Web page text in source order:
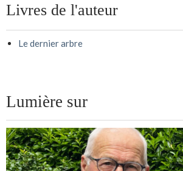
Livres de l'auteur
Le dernier arbre
Lumière sur